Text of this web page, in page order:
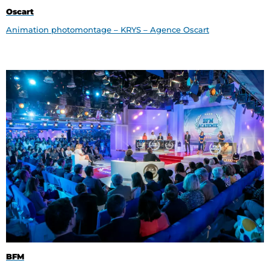
Oscart
Animation photomontage – KRYS – Agence Oscart
BFM